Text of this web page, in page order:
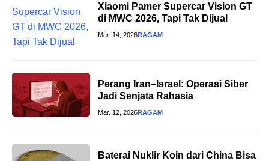
Xiaomi Pamer Supercar Vision GT
di MWC 2026, Tapi Tak Dijual
Mar. 14, 2026RAGAM
Perang Iran–Israel: Operasi Siber
Jadi Senjata Rahasia
Mar. 12, 2026RAGAM
Baterai Nuklir Koin dari China Bisa